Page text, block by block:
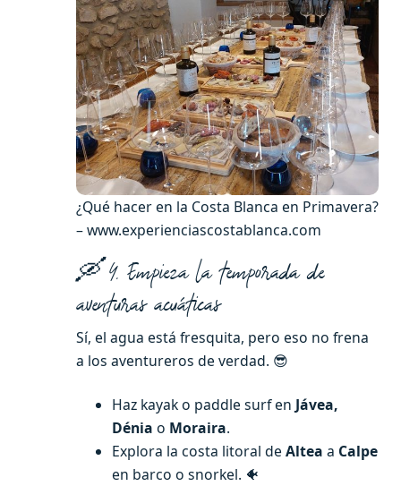
¿Qué hacer en la Costa Blanca en Primavera?
– www.experienciascostablanca.com
🛶 4. Empieza la temporada de
aventuras acuáticas
Sí, el agua está fresquita, pero eso no frena
a los aventureros de verdad. 😎
Haz kayak o paddle surf en Jávea,
Dénia o Moraira.
Explora la costa litoral de Altea a Calpe
en barco o snorkel. 🐠